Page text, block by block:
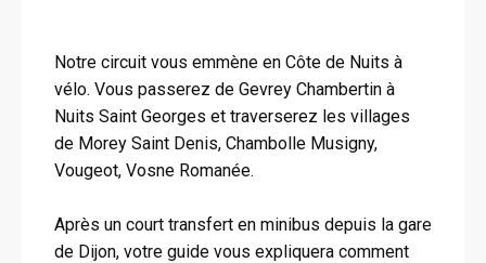
Notre circuit vous emmène en Côte de Nuits à
vélo. Vous passerez de Gevrey Chambertin à
Nuits Saint Georges et traverserez les villages
de Morey Saint Denis, Chambolle Musigny,
Vougeot, Vosne Romanée.
Après un court transfert en minibus depuis la gare
de Dijon, votre guide vous expliquera comment